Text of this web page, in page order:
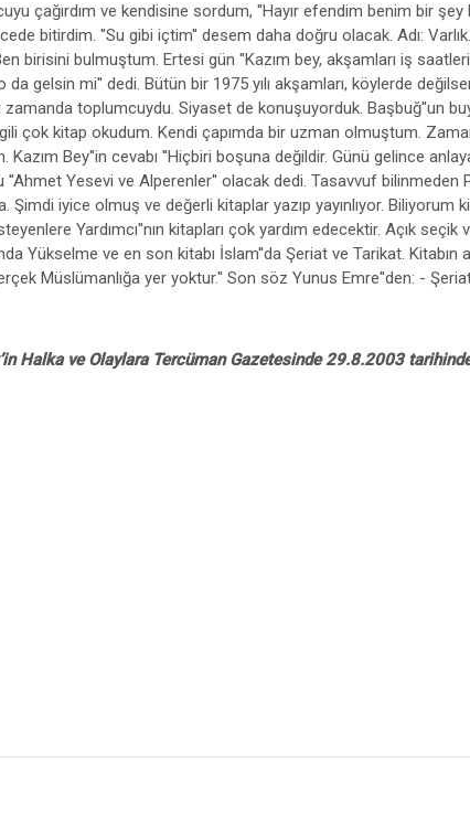
çağırdım ve kendisine sordum, ''Hayır efendim benim bir
bitirdim. ''Su gibi içtim'' desem daha doğru olacak. Adı:
birisini bulmuştum. Ertesi gün ''Kazım bey, akşamları iş
gelsin mi'' dedi. Bütün bir 1975 yılı akşamları, köylerde
toplumcuydu. Siyaset de konuşuyorduk. Başbuğ''un
çok kitap okudum. Kendi çapımda bir uzman olmuştum.
Bey''in cevabı ''Hiçbiri boşuna değildir. Günü gelince
Yesevi ve Alperenler'' olacak dedi. Tasavvuf bilinmeden
iyice olmuş ve değerli kitaplar yazıp yayınlıyor. Biliyorum
Yardımcı''nın kitapları çok yardım edecektir. Açık seçik
Yükselme ve en son kitabı İslam''da Şeriat ve Tarikat. Kitabın
Müslümanlığa yer yoktur.'' Son söz Yunus Emre''den: -
Halka ve Olaylara Tercüman Gazetesinde 29.8.2003